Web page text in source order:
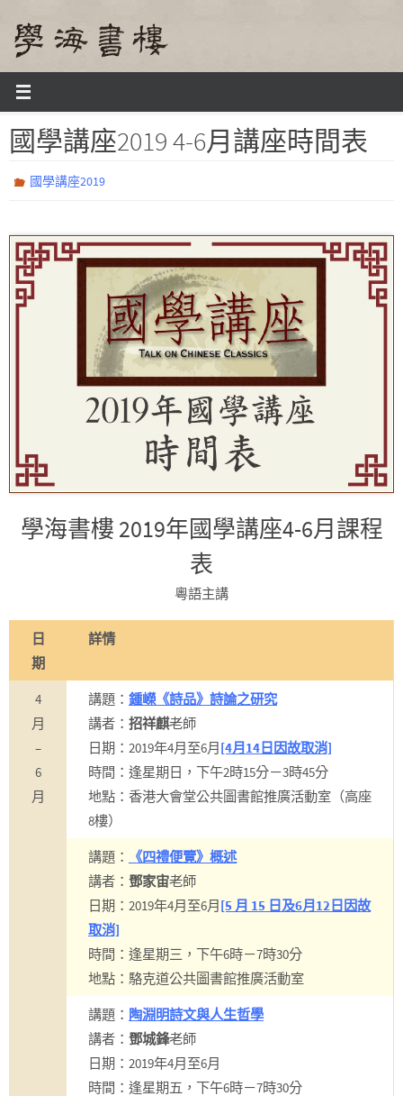
content
Home
國學講座2019 4-6月講座時間表
國學講座2019
學海書樓 2019年國學講座4-6月課程
表
粵語主講
日
期
詳情
4
月
–
6
月
講題： 鍾嶸《詩品》詩論之研究
講者： 招祥麒老師
日期：2019年4月至6月[4月14日因故取消]
時間：逢星期日，下午2時15分－3時45分
地點：香港大會堂公共圖書館推廣活動室（高座
8樓）
講題：
《四禮便覽》概述
講者： 鄧家宙老師
日期：2019年4月至6月[5 月 15 日及6月12日因故
取消]
時間：逢星期三，下午6時－7時30分
地點：駱克道公共圖書館推廣活動室
講題： 陶淵明詩文與人生哲學
講者： 鄧城鋒老師
日期：2019年4月至6月
時間：逢星期五，下午6時－7時30分